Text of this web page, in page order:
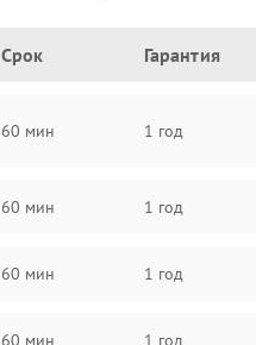
Срок Гарантия
60 мин 1 год
60 мин 1 год
60 мин 1 год
60 мин 1 год